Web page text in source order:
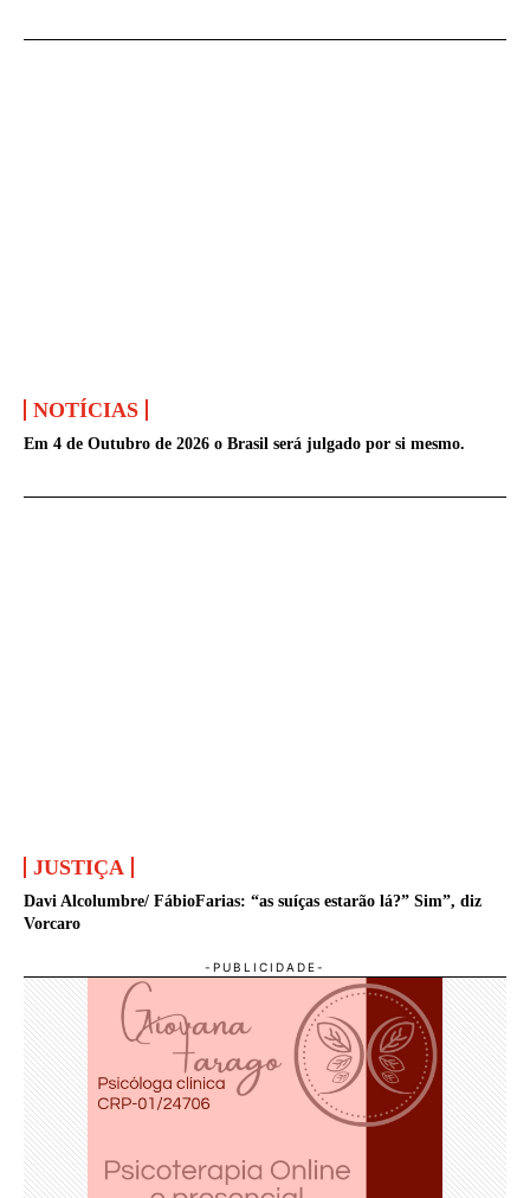
NOTÍCIAS
Em 4 de Outubro de 2026 o Brasil será julgado por si mesmo.
JUSTIÇA
Davi Alcolumbre/ FábioFarias: “as suíças estarão lá?” Sim”, diz
Vorcaro